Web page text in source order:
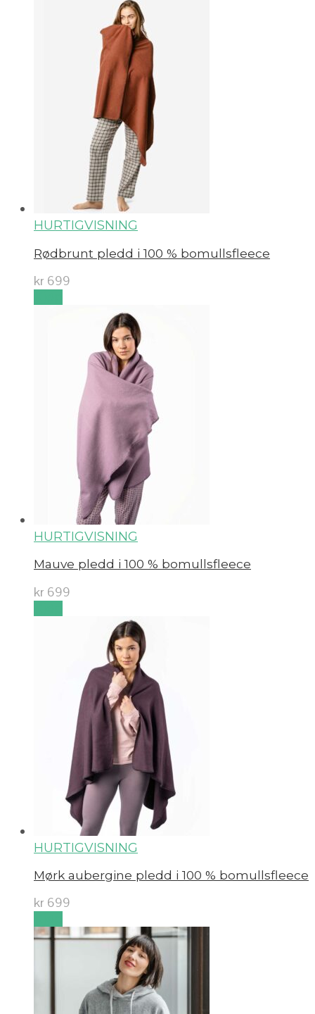
HURTIGVISNING
Rødbrunt pledd i 100 % bomullsfleece
kr 699
HURTIGVISNING
Mauve pledd i 100 % bomullsfleece
kr 699
HURTIGVISNING
Mørk aubergine pledd i 100 % bomullsfleece
kr 699